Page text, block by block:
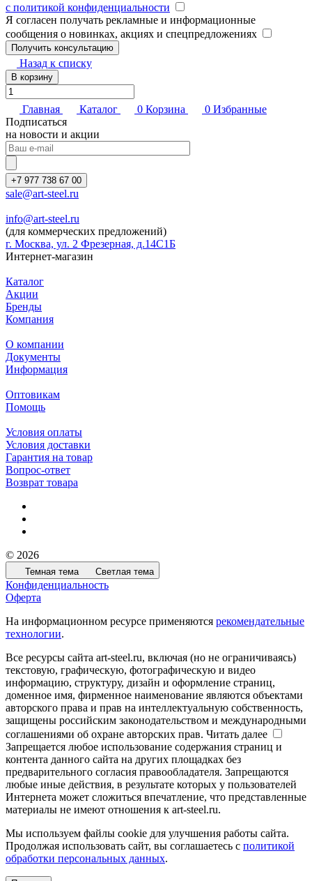
с политикой конфиденциальности
Я согласен получать рекламные и информационные
сообщения о новинках, акциях и спецпредложениях
Назад к списку
В корзину
Главная Каталог 0 Корзина 0 Избранные
Подписаться
на новости и акции
+7 977 738 67 00
sale@art-steel.ru
info@art-steel.ru
(для коммерческих предложений)
г. Москва, ул. 2 Фрезерная, д.14С1Б
Интернет-магазин
Каталог
Акции
Бренды
Компания
О компании
Документы
Информация
Оптовикам
Помощь
Условия оплаты
Условия доставки
Гарантия на товар
Вопрос-ответ
Возврат товара
© 2026
Темная тема Светлая тема
Конфиденциальность
Оферта
На информационном ресурсе применяются рекомендательные
технологии.
Все ресурсы сайта art-steel.ru, включая (но не ограничиваясь)
текстовую, графическую, фотографическую и видео
информацию, структуру, дизайн и оформление страниц,
доменное имя, фирменное наименование являются объектами
авторского права и прав на интеллектуальную собственность,
защищены российским законодательством и международными
соглашениями об охране авторских прав. Читать далее
Запрещается любое использование содержания страниц и
контента данного сайта на других площадках без
предварительного согласия правообладателя. Запрещаются
любые иные действия, в результате которых у пользователей
Интернета может сложиться впечатление, что представленные
материалы не имеют отношения к art-steel.ru.
Мы используем файлы cookie для улучшения работы сайта.
Продолжая использовать сайт, вы соглашаетесь с политикой
обработки персональных данных.